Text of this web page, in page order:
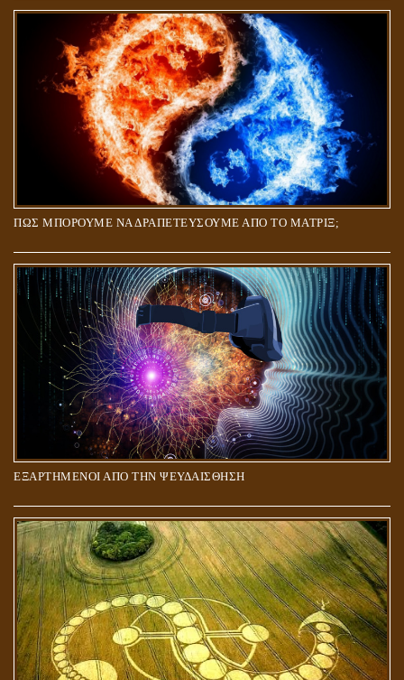
ΠΩΣ ΜΠΟΡΟΥΜΕ ΝΑ ΔΡΑΠΕΤΕΥΣΟΥΜΕ ΑΠΟ ΤΟ ΜΑΤΡΙΞ;
ΕΞΑΡΤΗΜΕΝΟΙ ΑΠΟ ΤΗΝ ΨΕΥΔΑΙΣΘΗΣΗ